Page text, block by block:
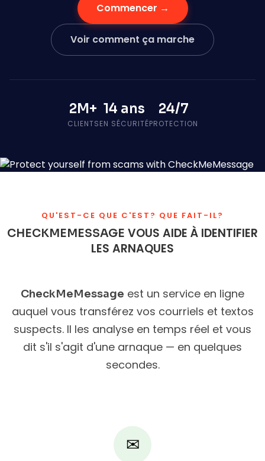
Commencer →
Voir comment ça marche
2M+
CLIENTS
14 ans
EN SÉCURITÉ
24/7
PROTECTION
QU'EST-CE QUE C'EST? QUE FAIT-IL?
CHECKMEMESSAGE VOUS AIDE À IDENTIFIER
LES ARNAQUES
CheckMeMessage est un service en ligne
auquel vous transférez vos courriels et textos
suspects. Il les analyse en temps réel et vous
dit s'il s'agit d'une arnaque — en quelques
secondes.
✉